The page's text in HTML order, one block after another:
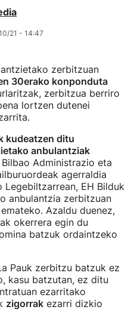
21 - 14:47
zerbitzuan
30erako konponduta
zerbitzua berriro
lortzen dutenei
kudeatzen ditu
anbulantziak
Bilbao Administrazio eta
agerraldia
Legebiltzarrean, EH Bilduk
anbulantzia zerbitzuan
Azaldu duenez,
okerrera egin du
batzuk ordaintzeko
Pauk zerbitzu batzuk ez
kasu batzutan, ez ditu
ezarritako
zigorrak ezarri dizkio